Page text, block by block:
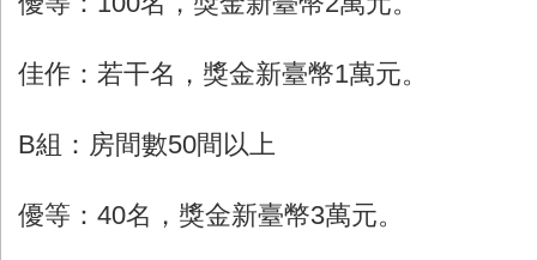
佳作：若干名，獎金新臺幣1萬元。
B組：房間數50間以上
優等： 40名，獎金新臺幣3萬元。